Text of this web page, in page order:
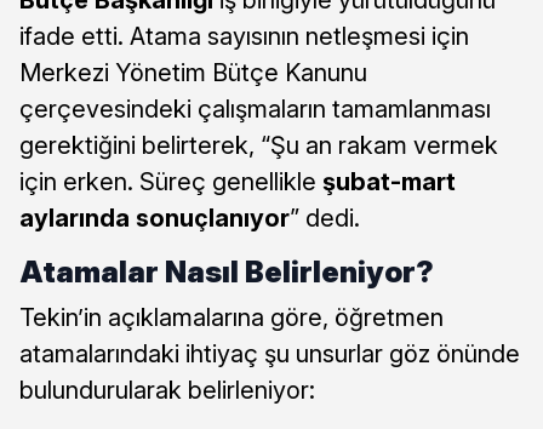
ifade etti. Atama sayısının netleşmesi için
Merkezi Yönetim Bütçe Kanunu
çerçevesindeki çalışmaların tamamlanması
gerektiğini belirterek, “Şu an rakam vermek
için erken. Süreç genellikle şubat-mart
aylarında sonuçlanıyor” dedi.
Atamalar Nasıl Belirleniyor?
Tekin’in açıklamalarına göre, öğretmen
atamalarındaki ihtiyaç şu unsurlar göz önünde
bulundurularak belirleniyor: